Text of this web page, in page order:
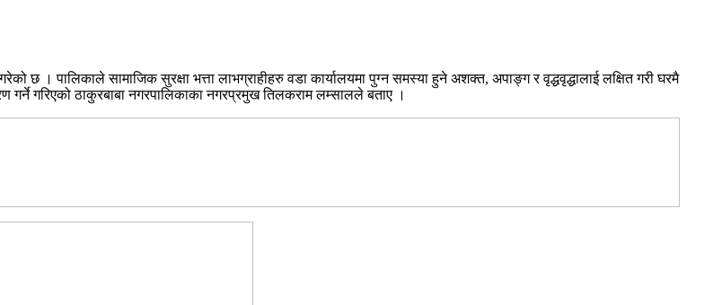
छ । पालिकाले सामाजिक सुरक्षा भत्ता लाभग्राहीहरु वडा कार्यालयमा पुग्न समस्या हुने अशक्त, अपाङ्ग र वृद्धवृद्धालाई लक्षित गरी घरमै
गर्ने गरिएको ठाकुरबाबा नगरपालिकाका नगरप्रमुख तिलकराम लम्सालले बताए ।